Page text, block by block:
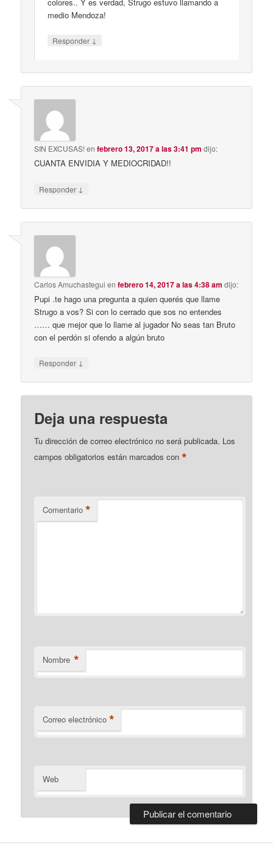
medio Mendoza!
Responder ↓
SIN EXCUSAS! enfebrero 13, 2017 a las 3:41 pm dijo:
CUANTA ENVIDIA Y MEDIOCRIDAD!!
Responder ↓
Carlos Amuchastegui enfebrero 14, 2017 a las 4:38 am dijo:
Pupi .te hago una pregunta a quien querés que llame
Strugo a vos? Si con lo cerrado que sos no entendes
…… que mejor que lo llame al jugador No seas tan Bruto
con el perdón si ofendo a algún bruto
Responder ↓
Deja una respuesta
Tu dirección de correo electrónico no será publicada. Los
campos obligatorios están marcados con*
Comentario *
Nombre *
Correo electrónico *
Web